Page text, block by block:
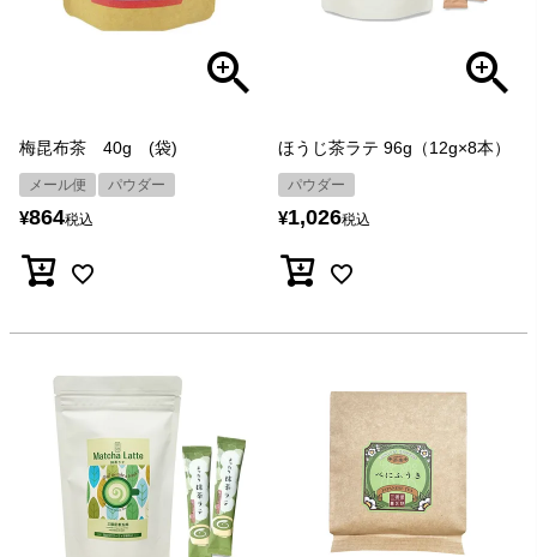
梅昆布茶 40g (袋)
メール便 パウダー
¥864税込
ほうじ茶ラテ 96g（12g×8本）
パウダー
¥1,026税込